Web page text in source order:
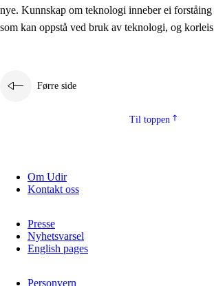
2.5.3 Berekraftig utvikling
nye. Kunnskap om teknologi inneber ei
som kan oppstå ved bruk av teknologi, og korleis
Førre side
Til toppen
Om Udir
Kontakt oss
Presse
Nyhetsvarsel
English pages
Personvern